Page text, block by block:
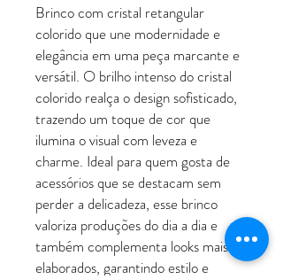
Brinco com cristal retangular
colorido que une modernidade e
elegância em uma peça marcante e
versátil. O brilho intenso do cristal
colorido realça o design sofisticado,
trazendo um toque de cor que
ilumina o visual com leveza e
charme. Ideal para quem gosta de
acessórios que se destacam sem
perder a delicadeza, esse brinco
valoriza produções do dia a dia e
também complementa looks mais
elaborados, garantindo estilo e